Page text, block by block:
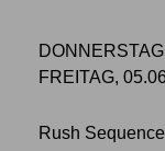
FREITAG,
Rush